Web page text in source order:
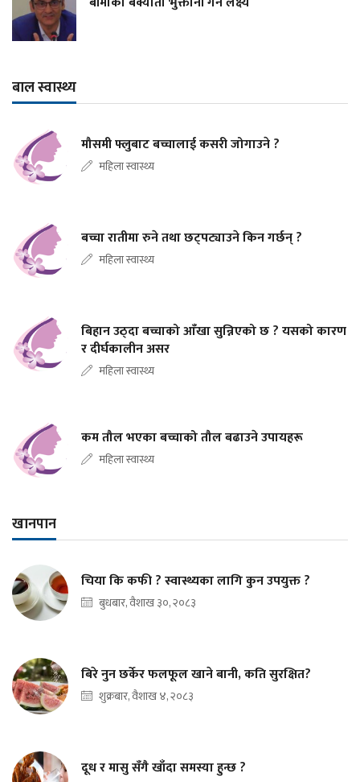
बाल स्वास्थ्य
मौसमी फ्लुबाट बच्चालाई कसरी जोगाउने ?
महिला स्वास्थ्य
बच्चा रातीमा रुने तथा छट्पट्याउने किन गर्छन् ?
महिला स्वास्थ्य
बिहान उठ्दा बच्चाको आँखा सुन्निएको छ ? यसको कारण
र दीर्घकालीन असर
महिला स्वास्थ्य
कम तौल भएका बच्चाको तौल बढाउने उपायहरू
महिला स्वास्थ्य
खानपान
चिया कि कफी ? स्वास्थ्यका लागि कुन उपयुक्त ?
बुधबार, वैशाख ३०, २०८३
बिरे नुन छर्केर फलफूल खाने बानी, कति सुरक्षित?
शुक्रबार, वैशाख ४, २०८३
दूध र मासु सँगै खाँदा समस्या हुन्छ ?